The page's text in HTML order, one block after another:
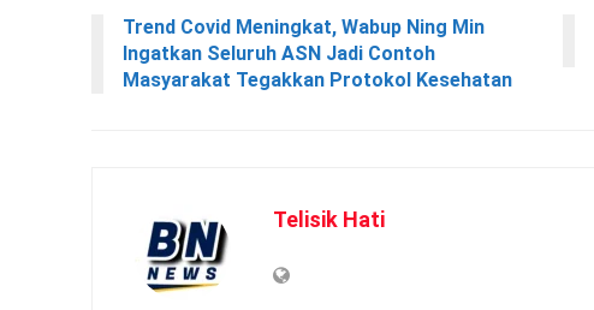
Trend Covid Meningkat, Wabup Ning Min
Ingatkan Seluruh ASN Jadi Contoh
Masyarakat Tegakkan Protokol Kesehatan
Telisik Hati